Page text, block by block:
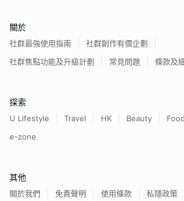
關於
社群最強使用指南
社群創作有價企劃
社群焦點功能及升級計劃
常見問題 條款及
探索
U Lifestyle Travel HK Beauty Food
e-zone
其他
關於我們 免責聲明 使用條款 私隱政策